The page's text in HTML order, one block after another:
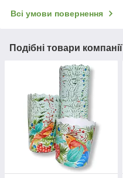
Всі умови повернення
Подібні товари компанії